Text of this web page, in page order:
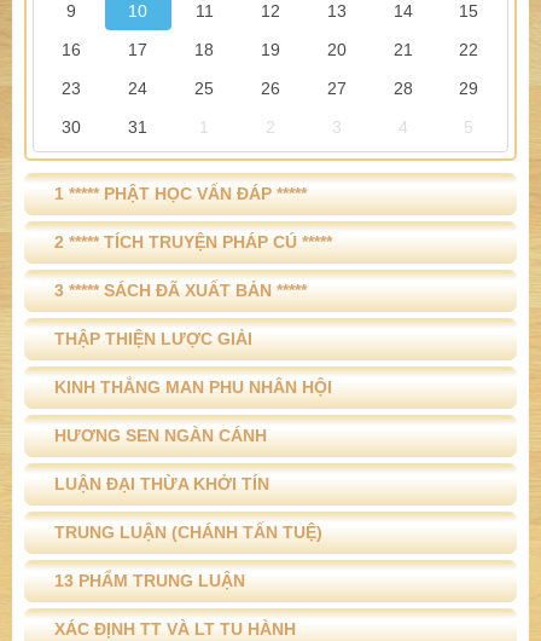
9
10 11 12 13 14
15
16
17 18 19 20 21
22
23
24 25 26 27 28
29
30
31 1 2 3 4 5
1 ***** PHẬT HỌC VẤN ĐÁP *****
2 ***** TÍCH TRUYỆN PHÁP CÚ *****
3 ***** SÁCH ĐÃ XUẤT BẢN *****
THẬP THIỆN LƯỢC GIẢI
KINH THẮNG MAN PHU NHÂN HỘI
HƯƠNG SEN NGÀN CÁNH
LUẬN ĐẠI THỪA KHỞI TÍN
TRUNG LUẬN (CHÁNH TẤN TUỆ)
13 PHẨM TRUNG LUẬN
XÁC ĐỊNH TT VÀ LT TU HÀNH